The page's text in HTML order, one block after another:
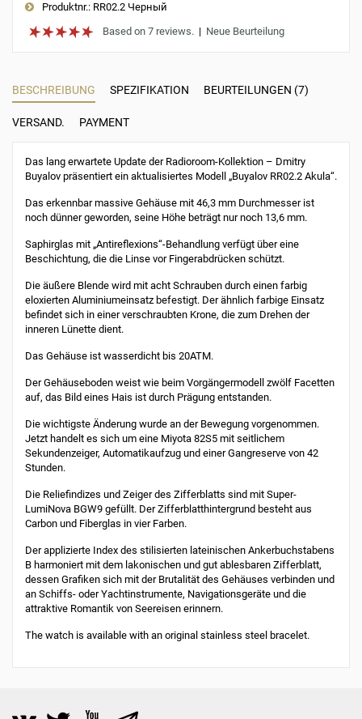
Produktnr.: RR02.2 Черный
Based on 7 reviews. | Neue Beurteilung
BESCHREIBUNG SPEZIFIKATION BEURTEILUNGEN (7)
VERSAND. PAYMENT
Das lang erwartete Update der Radioroom-Kollektion – Dmitry
Buyalov präsentiert ein aktualisiertes Modell „Buyalov RR02.2 Akula“.
Das erkennbar massive Gehäuse mit 46,3 mm Durchmesser ist
noch dünner geworden, seine Höhe beträgt nur noch 13,6 mm.
Saphirglas mit „Antireflexions“-Behandlung verfügt über eine
Beschichtung, die die Linse vor Fingerabdrücken schützt.
Die äußere Blende wird mit acht Schrauben durch einen farbig
eloxierten Aluminiumeinsatz befestigt. Der ähnlich farbige Einsatz
befindet sich in einer verschraubten Krone, die zum Drehen der
inneren Lünette dient.
Das Gehäuse ist wasserdicht bis 20ATM.
Der Gehäuseboden weist wie beim Vorgängermodell zwölf Facetten
auf, das Bild eines Hais ist durch Prägung entstanden.
Die wichtigste Änderung wurde an der Bewegung vorgenommen.
Jetzt handelt es sich um eine Miyota 82S5 mit seitlichem
Sekundenzeiger, Automatikaufzug und einer Gangreserve von 42
Stunden.
Die Reliefindizes und Zeiger des Zifferblatts sind mit Super-
LumiNova BGW9 gefüllt. Der Zifferblatthintergrund besteht aus
Carbon und Fiberglas in vier Farben.
Der applizierte Index des stilisierten lateinischen Ankerbuchstabens
B harmoniert mit dem lakonischen und gut ablesbaren Zifferblatt,
dessen Grafiken sich mit der Brutalität des Gehäuses verbinden und
an Schiffs- oder Yachtinstrumente, Navigationsgeräte und die
attraktive Romantik von Seereisen erinnern.
The watch is available with an original stainless steel bracelet.